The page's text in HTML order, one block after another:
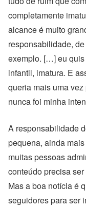
completamente
alcance é muito
responsabilidade,
exemplo. […] eu quis
infantil, imatura. E
queria mais uma
nunca foi minha
A responsabilidade
pequena, ainda
muitas pessoas
conteúdo precisa
Mas a boa notícia é
seguidores para ser